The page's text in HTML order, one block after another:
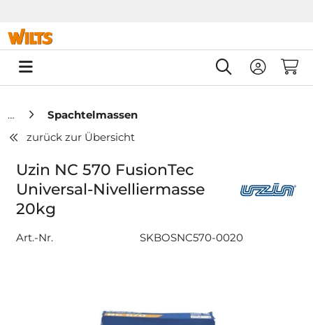
0
Spachtelmassen
zurück zur Übersicht
Uzin NC 570 FusionTec
Universal-Nivelliermasse
20kg
Art.-Nr. SKBOSNC570-0020